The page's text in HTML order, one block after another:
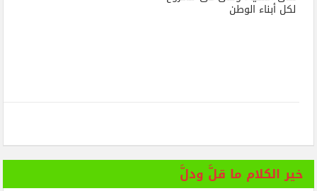
لكل أبناء الوطن
خير الكلام ما قلَّ ودلَّ